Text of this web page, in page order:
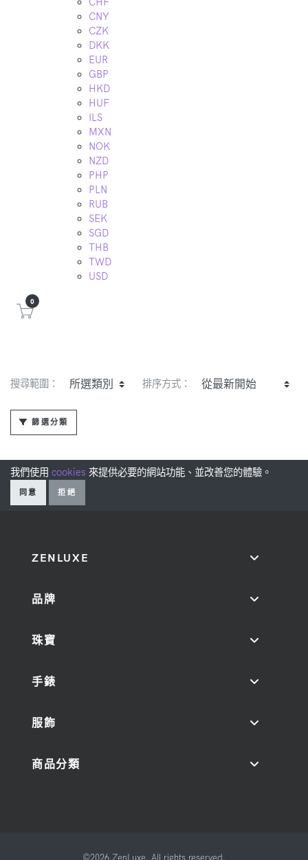
CNY
CZK
DKK
EUR
GBP
HKD
HUF
ILS
MXN
NOK
NZD
PHP
PLN
RUB
SEK
SGD
THB
TWD
USD
0
搜尋範圍： 排序方式：
篩選分類
我們使用 cookies 來提供必要的網站功能、並改善您的體驗。
同意 拒絕
ZENLUXE
品牌
珠寶
手錶
服飾
商品分類
©2026 ZenLuxe. All rights reserved.